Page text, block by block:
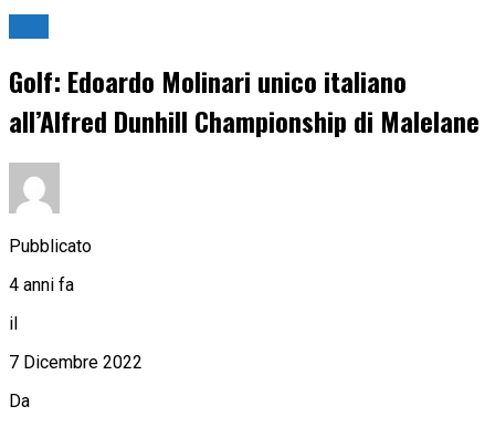
Golf: Edoardo Molinari unico italiano
all’Alfred Dunhill Championship di Malelane
Pubblicato
4 anni fa
il
7 Dicembre 2022
Da